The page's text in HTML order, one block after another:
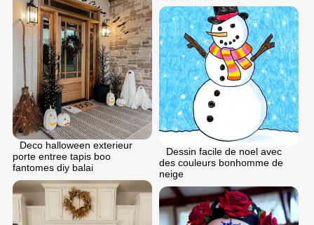
Deco halloween exterieur
porte entree tapis boo
fantomes diy balai
Dessin facile de noel avec
des couleurs bonhomme de
neige